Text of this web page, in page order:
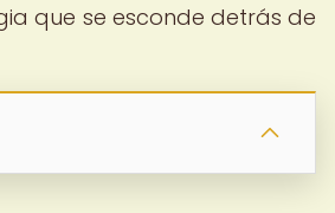
que se esconde detrás de